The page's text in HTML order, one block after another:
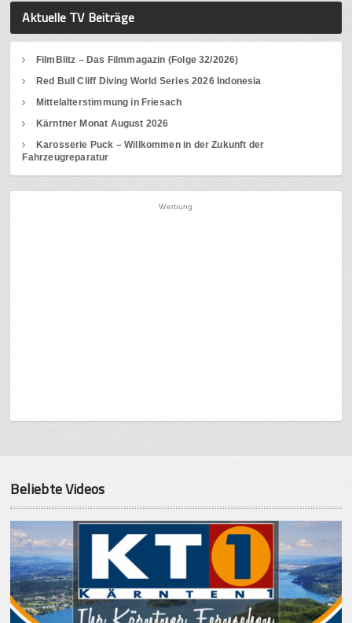
Aktuelle TV Beiträge
FilmBlitz – Das Filmmagazin (Folge 32/2026)
Red Bull Cliff Diving World Series 2026 Indonesia
Mittelalterstimmung in Friesach
Kärntner Monat August 2026
Karosserie Puck – Willkommen in der Zukunft der
Fahrzeugreparatur
Werbung
Beliebte Videos